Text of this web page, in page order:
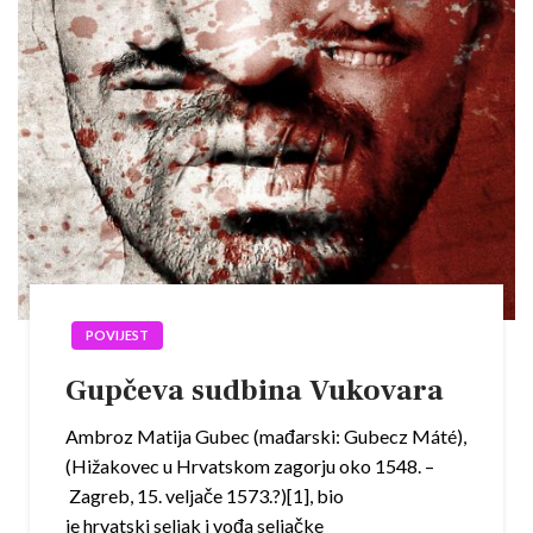
POVIJEST
Gupčeva sudbina Vukovara
Ambroz Matija Gubec (mađarski: Gubecz Máté),
(Hižakovec u Hrvatskom zagorju oko 1548. –
Zagreb, 15. veljače 1573.?)[1], bio
je hrvatski seljak i vođa seljačke